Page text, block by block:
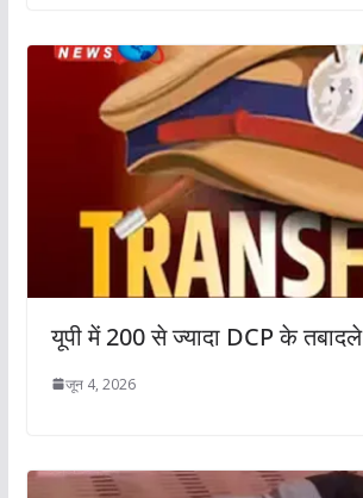
यूपी में 200 से ज्यादा DCP के तबादले
जून 4, 2026